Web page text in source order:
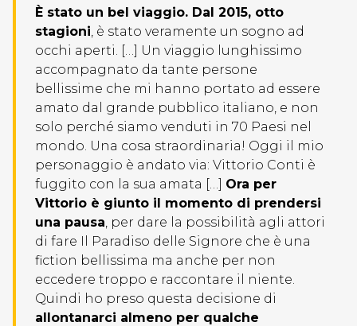
È stato un bel viaggio. Dal 2015, otto
stagioni, è stato veramente un sogno ad
occhi aperti. […] Un viaggio lunghissimo
accompagnato da tante persone
bellissime che mi hanno portato ad essere
amato dal grande pubblico italiano, e non
solo perché siamo venduti in 70 Paesi nel
mondo. Una cosa straordinaria! Oggi il mio
personaggio è andato via: Vittorio Conti è
fuggito con la sua amata […] Ora per
Vittorio è giunto il momento di prendersi
una pausa, per dare la possibilità agli attori
di fare Il Paradiso delle Signore che è una
fiction bellissima ma anche per non
eccedere troppo e raccontare il niente.
Quindi ho preso questa decisione di
allontanarci almeno per qualche